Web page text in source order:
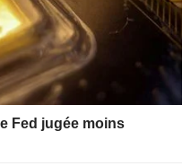
Fed jugée moins